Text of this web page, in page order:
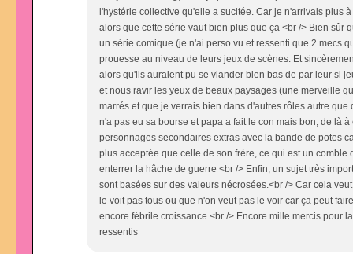
l'hystérie collective qu'elle a sucitée. Car je n'arrivais plus
alors que cette série vaut bien plus que ça <br /> Bien sûr
un série comique (je n'ai perso vu et ressenti que 2 mecs
prouesse au niveau de leurs jeux de scènes. Et
alors qu'ils auraient pu se viander bien bas de par leur si
et nous ravir les yeux de beaux paysages (une merveille
marrés et que je verrais bien dans d'autres rôles autre
n'a pas eu sa bourse et papa a fait le con mais bon, de là
personnages secondaires extras avec la bande de potes
plus acceptée que celle de son frère, ce qui est un
enterrer la hâche de guerre <br /> Enfin, un sujet très
sont basées sur des valeurs nécrosées.<br /> Car cela
le voit pas tous ou que n'on veut pas le voir car ça peut
encore fébrile croissance <br /> Encore mille mercis pour
ressentis